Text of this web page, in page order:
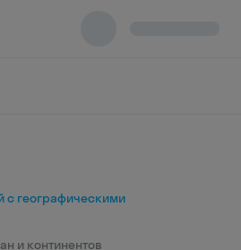
с географическими
и континентов